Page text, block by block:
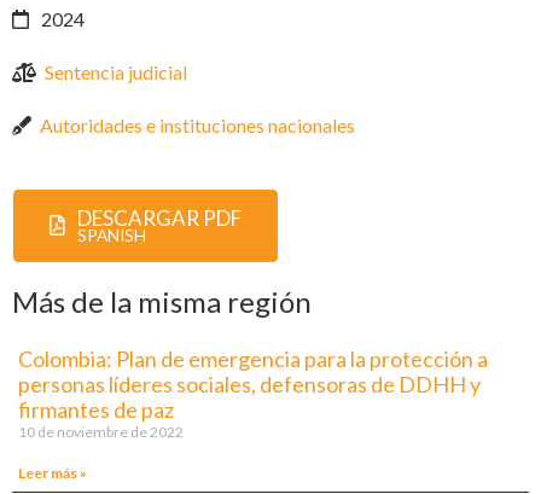
2024
Sentencia judicial
Autoridades e instituciones nacionales
DESCARGAR PDF
SPANISH
Más de la misma región
Colombia: Plan de emergencia para la protección a
personas líderes sociales, defensoras de DDHH y
firmantes de paz
10 de noviembre de 2022
Leer más »